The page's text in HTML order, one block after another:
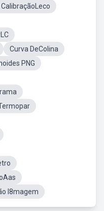
CalibraçãoLeco
Curva DeColina
PNG
I8magem